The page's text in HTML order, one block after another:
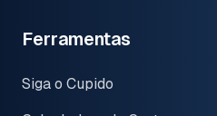
Ferramentas
Siga o Cupido